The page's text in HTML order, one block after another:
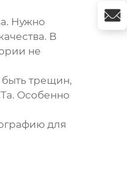
Нужно
В
не
трещин,
Особенно
для